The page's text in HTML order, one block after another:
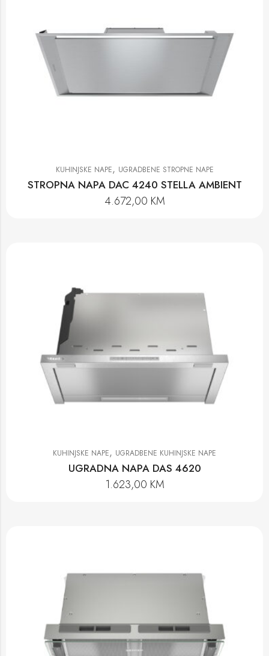
KUHINJSKE NAPE, UGRADBENE STROPNE NAPE
STROPNA NAPA DAC 4240 STELLA AMBIENT
4.672,00 KM
KUHINJSKE NAPE, UGRADBENE KUHINJSKE NAPE
UGRADNA NAPA DAS 4620
1.623,00 KM